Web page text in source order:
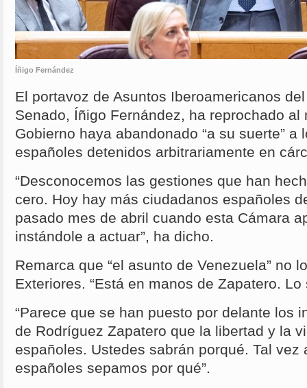
Íñigo Fernández
El portavoz de Asuntos Iberoamericanos
Senado, Íñigo Fernández, ha reprochado al
Gobierno haya abandonado “a su suerte” a
españoles detenidos arbitrariamente en
“Desconocemos las gestiones que han
cero. Hoy hay más ciudadanos españoles
pasado mes de abril cuando esta Cámara
instándole a actuar”, ha dicho.
Remarca que “el asunto de Venezuela” no
Exteriores. “Está en manos de Zapatero.
“Parece que se han puesto por delante los
de Rodríguez Zapatero que la libertad y la
españoles. Ustedes sabrán porqué. Tal vez
españoles sepamos por qué”.